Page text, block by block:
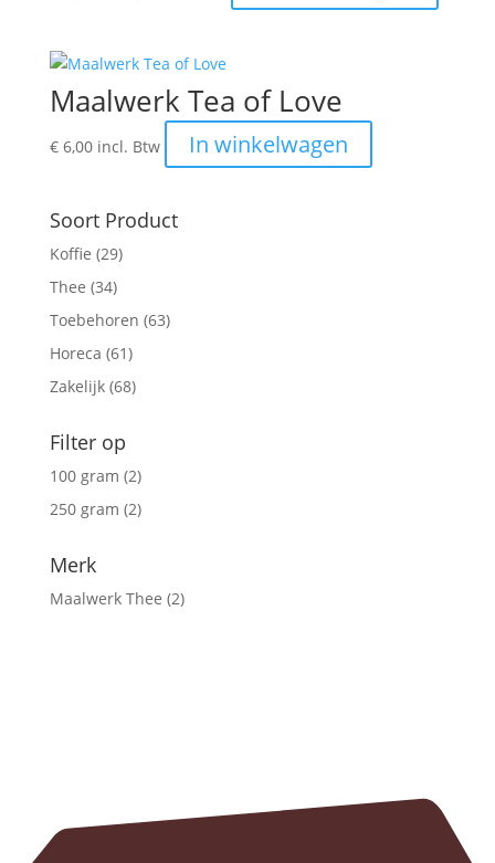
€ 10,99
product
Maalwerk Tea of Love
€6,00 incl. Btw In winkelwagen
Soort Product
Koffie (29)
Thee (34)
Toebehoren (63)
Horeca (61)
Zakelijk (68)
Filter op
100 gram (2)
250 gram (2)
Merk
Maalwerk Thee (2)